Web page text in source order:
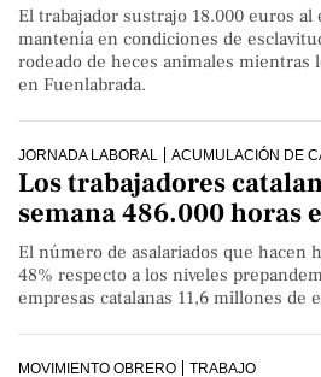
El trabajador sustrajo 18.000 euros
mantenía en condiciones de
rodeado de heces animales mientras
en Fuenlabrada.
JORNADA LABORAL ACUMULACIÓN DE
Los trabajadores
semana 486.000 horas
El número de asalariados que hacen
48% respecto a los niveles
empresas catalanas 11,6 millones de
MOVIMIENTO OBRERO TRABAJO